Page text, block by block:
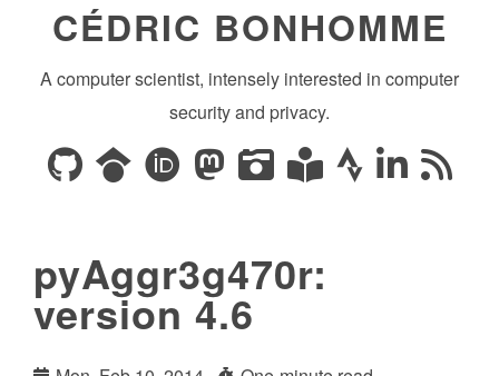
CÉDRIC BONHOMME
A computer scientist, intensely interested in computer
security and privacy.
pyAggr3g470r:
version 4.6